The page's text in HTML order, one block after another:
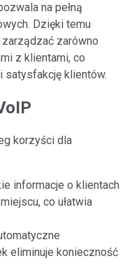
na pełną
Dzięki temu
zarówno
z klientami, co
satysfakcję klientów.
korzyści dla
informacje o klientach
co ułatwia
eliminuje konieczność